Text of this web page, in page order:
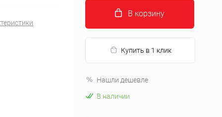
В корзину
Купить в 1 клик
Нашли дешевле
В наличии